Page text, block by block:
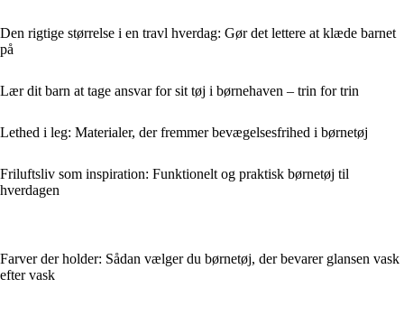
Den rigtige størrelse i en travl hverdag: Gør det lettere at klæde barnet
på
Lær dit barn at tage ansvar for sit tøj i børnehaven – trin for trin
Lethed i leg: Materialer, der fremmer bevægelsesfrihed i børnetøj
Friluftsliv som inspiration: Funktionelt og praktisk børnetøj til
hverdagen
Farver der holder: Sådan vælger du børnetøj, der bevarer glansen vask
efter vask